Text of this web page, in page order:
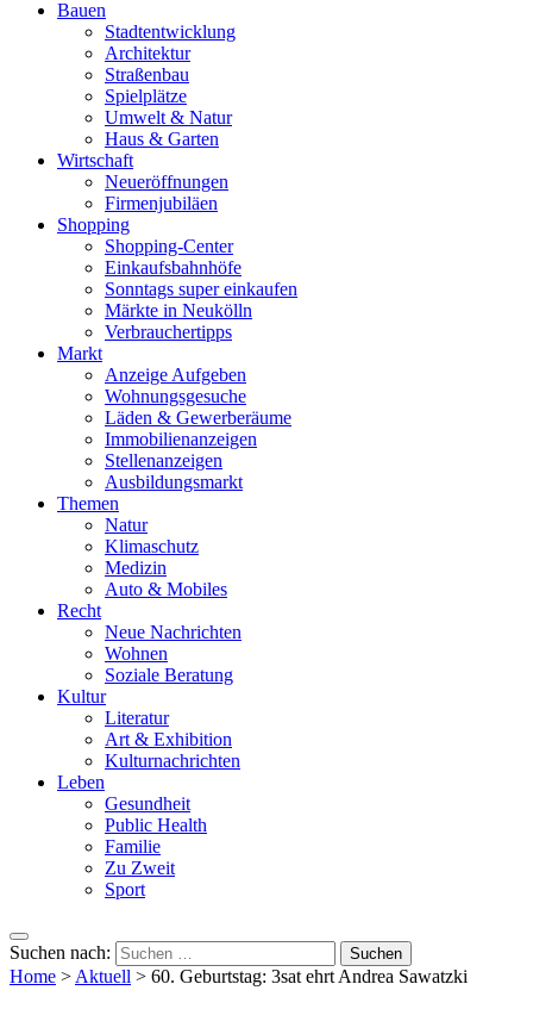
Bauen
Stadtentwicklung
Architektur
Straßenbau
Spielplätze
Umwelt & Natur
Haus & Garten
Wirtschaft
Neueröffnungen
Firmenjubiläen
Shopping
Shopping-Center
Einkaufsbahnhöfe
Sonntags super einkaufen
Märkte in Neukölln
Verbrauchertipps
Markt
Anzeige Aufgeben
Wohnungsgesuche
Läden & Gewerberäume
Immobilienanzeigen
Stellenanzeigen
Ausbildungsmarkt
Themen
Natur
Klimaschutz
Medizin
Auto & Mobiles
Recht
Neue Nachrichten
Wohnen
Soziale Beratung
Kultur
Literatur
Art & Exhibition
Kulturnachrichten
Leben
Gesundheit
Public Health
Familie
Zu Zweit
Sport
Suchen nach:
Home > Aktuell > 60. Geburtstag: 3sat ehrt Andrea Sawatzki